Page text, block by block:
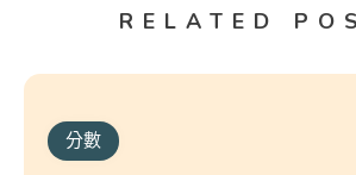
RELATED
分數